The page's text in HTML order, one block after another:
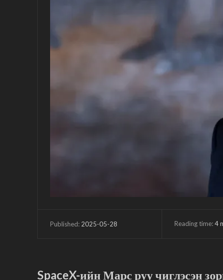
Published: 2025-05-28 Reading time:4
SpaceX-ийн Марс руу чиглэсэн